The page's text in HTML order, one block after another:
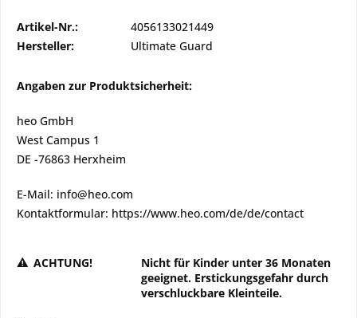
Artikel-Nr.:
4056133021449
Hersteller:
Ultimate Guard
Angaben zur Produktsicherheit:
heo GmbH
West Campus 1
DE -76863 Herxheim
E-Mail: info@heo.com
Kontaktformular: https://www.heo.com/de/de/contact
ACHTUNG!
Nicht für Kinder unter 36 Monaten
geeignet. Erstickungsgefahr durch
verschluckbare Kleinteile.